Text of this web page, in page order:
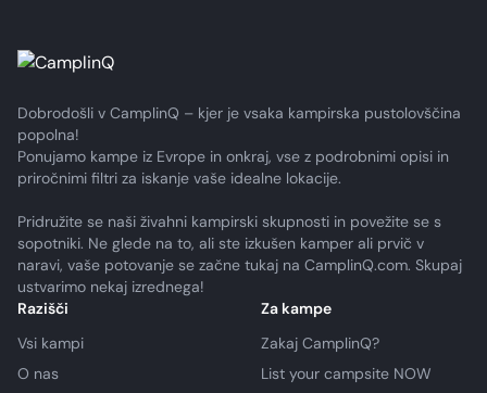
Dobrodošli v CamplinQ – kjer je vsaka kampirska pustolovščina
popolna!
Ponujamo kampe iz Evrope in onkraj, vse z podrobnimi opisi in
priročnimi filtri za iskanje vaše idealne lokacije.
Pridružite se naši živahni kampirski skupnosti in povežite se s
sopotniki. Ne glede na to, ali ste izkušen kamper ali prvič v
naravi, vaše potovanje se začne tukaj na CamplinQ.com. Skupaj
ustvarimo nekaj izrednega!
Razišči
Vsi kampi
O nas
Za kampe
Zakaj CamplinQ?
List your campsite NOW